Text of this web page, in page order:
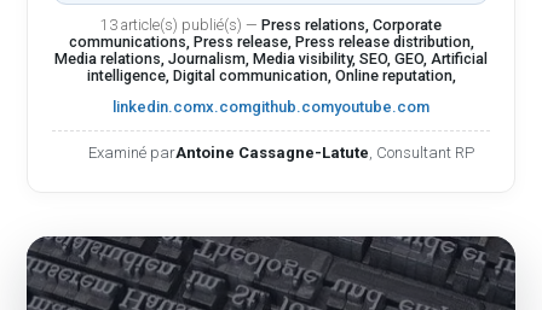
13 article(s) publié(s) — Press relations, Corporate
communications, Press release, Press release distribution,
Media relations, Journalism, Media visibility, SEO, GEO, Artificial
intelligence, Digital communication, Online reputation,
linkedin.comx.comgithub.comyoutube.com
Examiné parAntoine Cassagne-Latute, Consultant RP